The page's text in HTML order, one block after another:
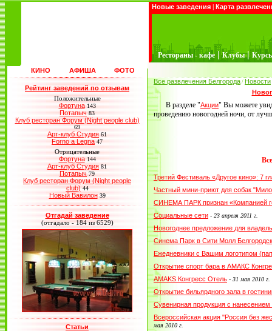
Новые заведения | Карта
Рестораны - кафе | Клубы |
КИНО АФИША ФОТО
Рейтинг заведений по отзывам
Положительные
Фортуна 143
Потапыч 83
Клуб ресторан Форум (Night people club)
69
Арт-клуб Студия 61
Forno a Legna 47
Отрицательные
Фортуна 144
Арт-клуб Студия 81
Потапыч 79
Клуб ресторан Форум (Night people
club) 44
Новый Вавилон 39
Отгадай заведение
(отгадало - 184 из 6529)
Статьи
Все развлечения Белгорода / Новости
В разделе "Акции" Вы можете
проведению новогодней ночи, от
Третий Фестиваль «Другое кино»: 7
Частный мини-приют для собак
СИНЕМА ПАРК признан «Компанией
Социальные сети - 23 апреля 2011 г.
Новогоднее предложение для
Синема Парк в Сити Молл
Ежедневники с Вашим логотипом
Открытие спорт бара в АМАКС
AMAKS Конгресс Отель - 31 мая 2010 г.
Открытие бильярдного зала в
Сувенирная продукция с
Всероссийская акция "Россия без
мая 2010 г.